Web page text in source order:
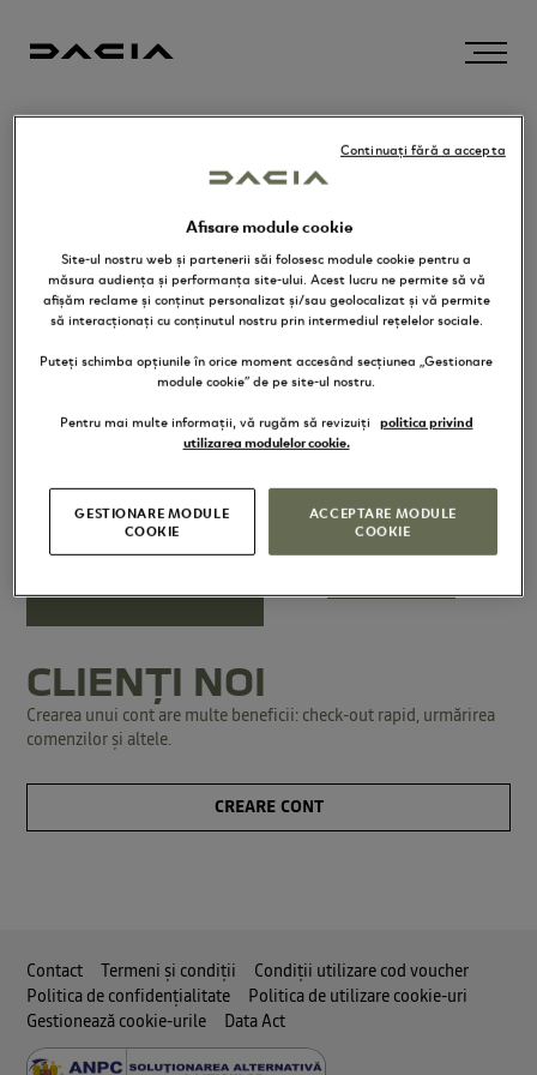
CLIENȚI ÎNREGISTRAȚI
Parola*
CLIENȚI NOI
Crearea unui cont are multe beneficii: check-out rapid, urmărirea
comenzilor și altele.
CREARE CONT
Contact Termeni și condiții
Condiții utilizare cod voucher
Politica de confidențialitate
Politica de utilizare cookie-uri
Gestionează cookie-urile
Data Act
Afisare module cookie
Site-ul nostru web și partenerii săi folosesc module cookie pentru a
măsura audiența și performanța site-ului. Acest lucru ne permite să vă
afișăm reclame și conținut personalizat și/sau geolocalizat și vă permite
să interacționați cu conținutul nostru prin intermediul rețelelor sociale.
Puteți schimba opțiunile în orice moment accesând secțiunea „Gestionare
module cookie” de pe site-ul nostru.
Pentru mai multe informații, vă rugăm să revizuiți politica privind
utilizarea modulelor cookie.
ACCEPTARE MODULE
COOKIE
GESTIONARE MODULE
COOKIE
Continuați fără a accepta